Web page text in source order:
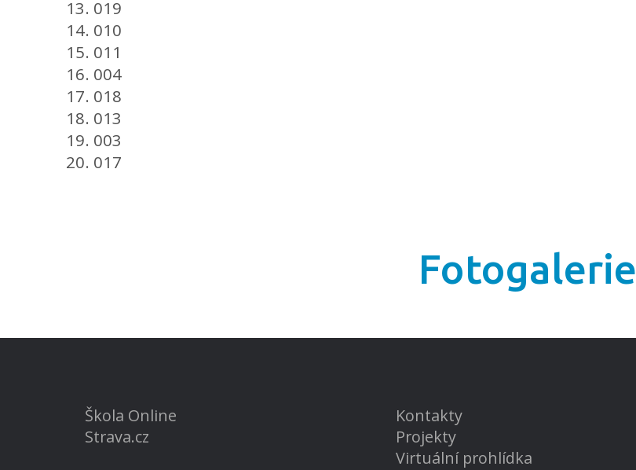
13. 019
14. 010
15. 011
16. 004
17. 018
18. 013
19. 003
20. 017
Fotogalerie
Škola Online
Strava.cz
Kontakty
Projekty
Virtuální prohlídka